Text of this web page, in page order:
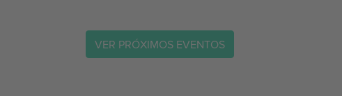
VER PRÓXIMOS EVENTOS